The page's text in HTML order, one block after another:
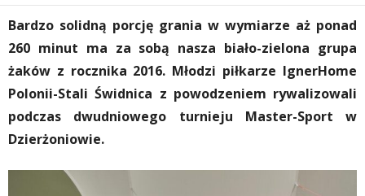
Bardzo solidną porcję grania w wymiarze aż ponad
2️60 minut ma za sobą nasza biało-zielona grupa
żaków z rocznika 2️016. Młodzi piłkarze IgnerHome
Polonii-Stali Świdnica z powodzeniem rywalizowali
podczas dwudniowego turnieju Master-Sport w
Dzierżoniowie.